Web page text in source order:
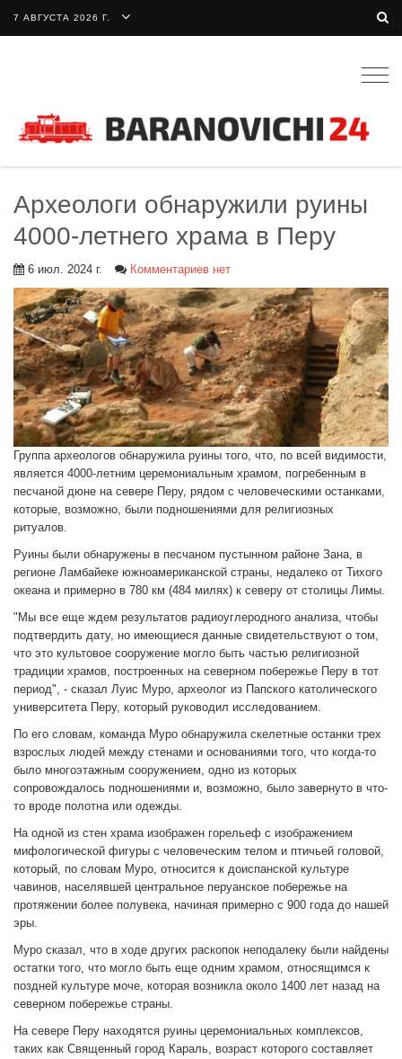
7 АВГУСТА 2026 Г.
Археологи обнаружили руины
4000-летнего храма в Перу
6 июл. 2024 г. Комментариев нет
Группа археологов обнаружила руины того, что, по всей видимости,
является 4000-летним церемониальным храмом, погребенным в
песчаной дюне на севере Перу, рядом с человеческими останками,
которые, возможно, были подношениями для религиозных
ритуалов.
Руины были обнаружены в песчаном пустынном районе Зана, в
регионе Ламбайеке южноамериканской страны, недалеко от Тихого
океана и примерно в 780 км (484 милях) к северу от столицы Лимы.
"Мы все еще ждем результатов радиоуглеродного анализа, чтобы
подтвердить дату, но имеющиеся данные свидетельствуют о том,
что это культовое сооружение могло быть частью религиозной
традиции храмов, построенных на северном побережье Перу в тот
период", - сказал Луис Муро, археолог из Папского католического
университета Перу, который руководил исследованием.
По его словам, команда Муро обнаружила скелетные останки трех
взрослых людей между стенами и основаниями того, что когда-то
было многоэтажным сооружением, одно из которых
сопровождалось подношениями и, возможно, было завернуто в что-
то вроде полотна или одежды.
На одной из стен храма изображен горельеф с изображением
мифологической фигуры с человеческим телом и птичьей головой,
который, по словам Муро, относится к доиспанской культуре
чавинов, населявшей центральное перуанское побережье на
протяжении более полувека, начиная примерно с 900 года до нашей
эры.
Муро сказал, что в ходе других раскопок неподалеку были найдены
остатки того, что могло быть еще одним храмом, относящимся к
поздней культуре моче, которая возникла около 1400 лет назад на
северном побережье страны.
На севере Перу находятся руины церемониальных комплексов,
таких как Священный город Караль, возраст которого составляет